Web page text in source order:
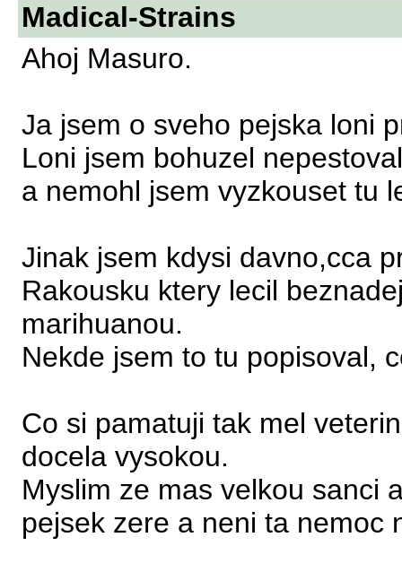
Madical-Strains
Ahoj Masuro.
Ja jsem o sveho pejska loni
Loni jsem bohuzel
a nemohl jsem vyzkouset tu
Jinak jsem kdysi davno,cca
Rakousku ktery lecil
marihuanou.
Nekde jsem to tu popisoval,
Co si pamatuji tak mel
docela vysokou.
Myslim ze mas velkou sanci
pejsek zere a neni ta nemoc